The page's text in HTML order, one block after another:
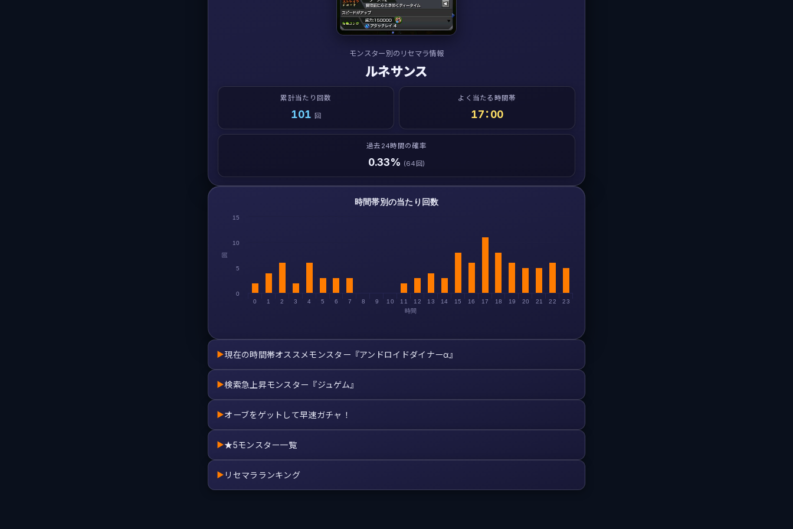
モンスター別のリセマラ情報
ルネサンス
累計当たり回数
101 回
よく当たる時間帯
17：00
過去24時間の確率
0.33% (64回)
時間
回
時間帯別の当たり回数
0 1 2 3 4 5 6 7 8 9 10 11 12 13 14 15 16 17 18 19 20 21 22 23
0
5
10
15
▶現在の時間帯オススメモンスター『アンドロイドダイナーα』
▶検索急上昇モンスター『ジュゲム』
▶オーブをゲットして早速ガチャ！
▶★5モンスター一覧
▶ リセマラランキング